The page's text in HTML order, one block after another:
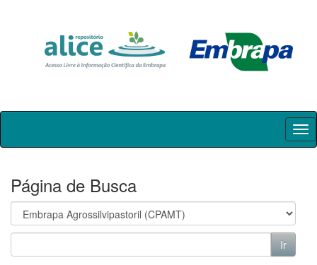
Skip
Página de Busca